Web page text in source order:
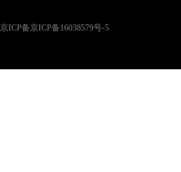
京ICP备京ICP备16038579号-5